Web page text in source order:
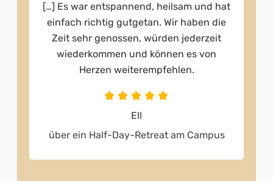
Neuland. Eine Freundin hat mit schon
öfters Ecstatic Dance empfohlen,
irgendwie habe ich das als eine Vorstufe
gesehen.
Matthias
über einen Yoga-Kurs am Campus &
Retreat